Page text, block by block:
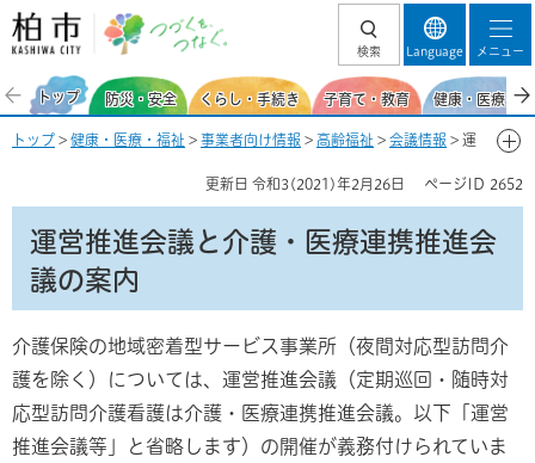
柏市 つづくを、
検索 Language メニュー
トップ 防災・安全 くらし・手続き 子育て・教育 健康・医療・
トップ > 健康・医療・福祉 > 事業者向け情報 > 高齢福祉 > 会議情報 > 運
更新日 令和3(2021)年2月26日 ページID 2652
運営推進会議と介護・医療連携推進会
議の案内
介護保険の地域密着型サービス事業所（夜間対応型訪問介
護を除く）については、運営推進会議（定期巡回・随時対
応型訪問介護看護は介護・医療連携推進会議。以下「運営
推進会議等」と省略します）の開催が義務付けられていま